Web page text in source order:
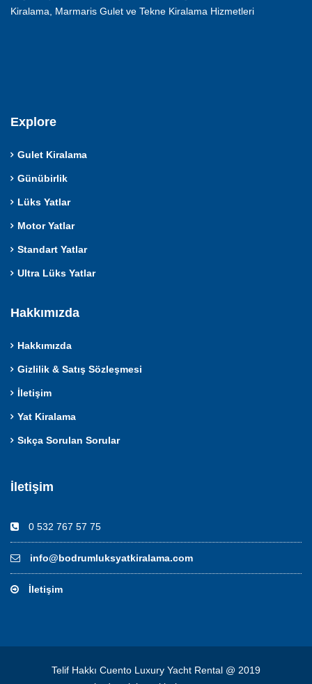
Kiralama, Marmaris Gulet ve Tekne Kiralama Hizmetleri
Explore
Gulet Kiralama
Günübirlik
Lüks Yatlar
Motor Yatlar
Standart Yatlar
Ultra Lüks Yatlar
Hakkımızda
Hakkımızda
Gizlilik & Satış Sözleşmesi
İletişim
Yat Kiralama
Sıkça Sorulan Sorular
İletişim
0 532 767 57 75
info@bodrumluksyatkiralama.com
İletişim
Telif Hakkı Cuento Luxury Yacht Rental @ 2019